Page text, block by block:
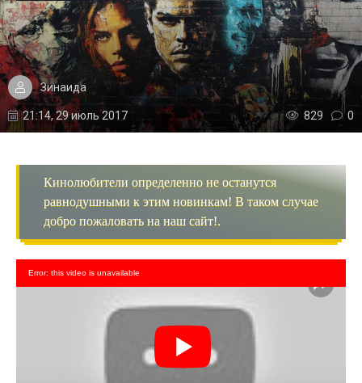
Зинаида
21:14, 29 июль 2017 829 0
Кинолюбители определенно не останутся
равнодушными к этим новинкам! В таком случае
добро пожаловать на наш сайт!.
Error: this video is unavailable